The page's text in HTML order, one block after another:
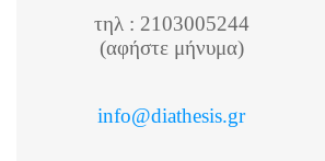
τηλ : 2103005244
(αφήστε μήνυμα)
info@diathesis.gr